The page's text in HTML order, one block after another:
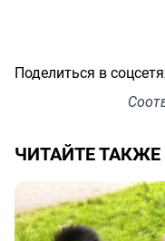
Поделиться в
ЧИТАЙТЕ ТАКЖЕ